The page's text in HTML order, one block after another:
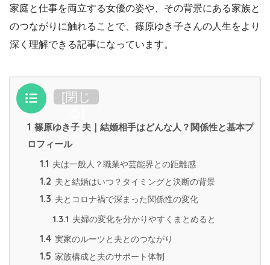
家庭と仕事を両立する女優の姿や、その背景にある家族と
のつながりに触れることで、篠原ゆき子さんの人生をより
深く理解できる記事になっています。
目次 [閉じ
1 篠原ゆき子 夫｜結婚相手はどんな人？関係性と基本プ
ロフィール
1.1 夫は一般人？職業や芸能界との距離感
1.2 夫と結婚はいつ？タイミングと決断の背景
1.3 夫とコロナ禍で深まった関係性の変化
1.3.1 夫婦の変化を分かりやすくまとめると
1.4 実家のルーツと夫とのつながり
1.5 家族構成と夫のサポート体制